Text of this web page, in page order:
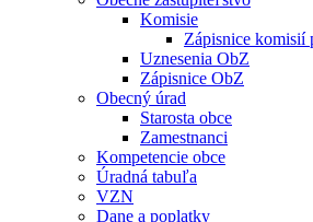
Komisie
Zápisnice komisií
Uznesenia ObZ
Zápisnice ObZ
Obecný úrad
Starosta obce
Zamestnanci
Kompetencie obce
Úradná tabuľa
VZN
Dane a poplatky